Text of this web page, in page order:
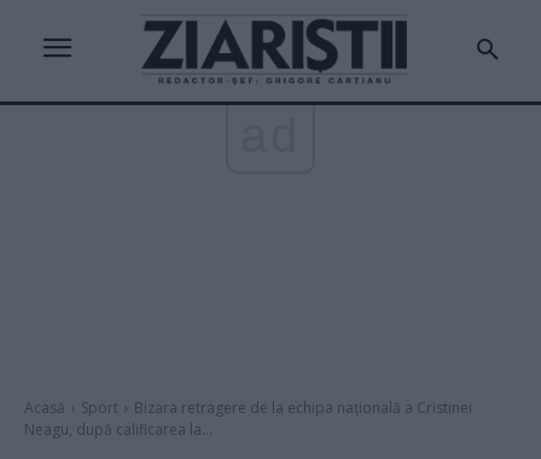
Acasă Sport
Bizara retragere de la echipa națională a Cristinei
Neagu, după calificarea la...